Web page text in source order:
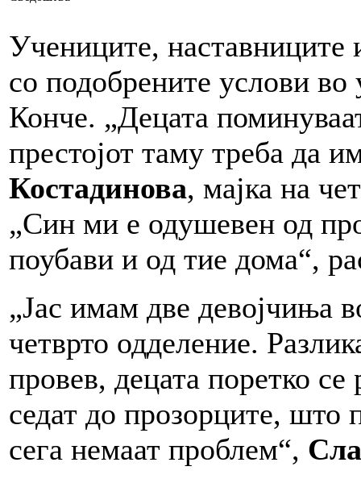
Учениците, наставниците
со подобрените услови
Конче. „Децата
престојот таму треба да
Костадинова, мајка на
„Син ми е одушевен од
поубави и од тие дома“,
„Јас имам две девојчиња
четврто одделение.
провев, децата поретко
седат до прозорците,
сега немаат проблем“,